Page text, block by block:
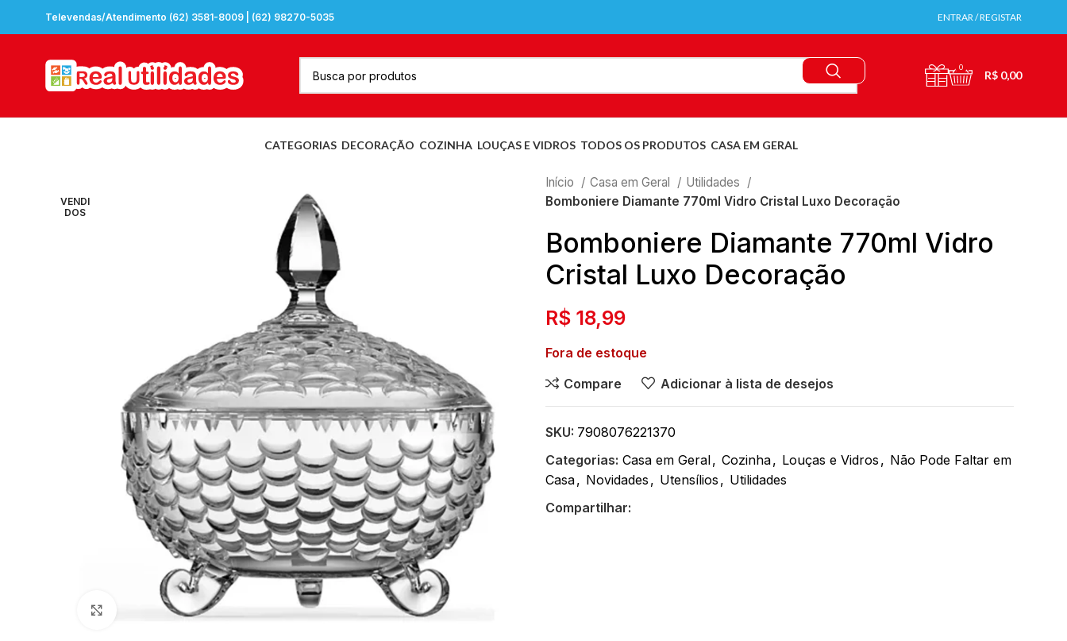
Televendas/Atendimento (62) 3581-8009 | (62) 98270-5035 ENTRAR / REGISTAR
0
R$ 0,00
CATEGORIAS DECORAÇÃO COZINHA LOUÇAS E VIDROS TODOS OS PRODUTOS CASA EM GERAL
VENDI
DOS
Clique para ampliar
Início Casa em Geral
Utilidades
Bomboniere Diamante 770ml Vidro Cristal Luxo Decoração
Bomboniere Diamante 770ml Vidro
Cristal Luxo Decoração
R$ 18,99
Fora de estoque
Compare
Adicionar à lista de desejos
SKU: 7908076221370
Categorias: Casa em Geral, Cozinha, Louças e Vidros , Não Pode Faltar em
Casa, Novidades , Utensílios , Utilidades
Compartilhar: